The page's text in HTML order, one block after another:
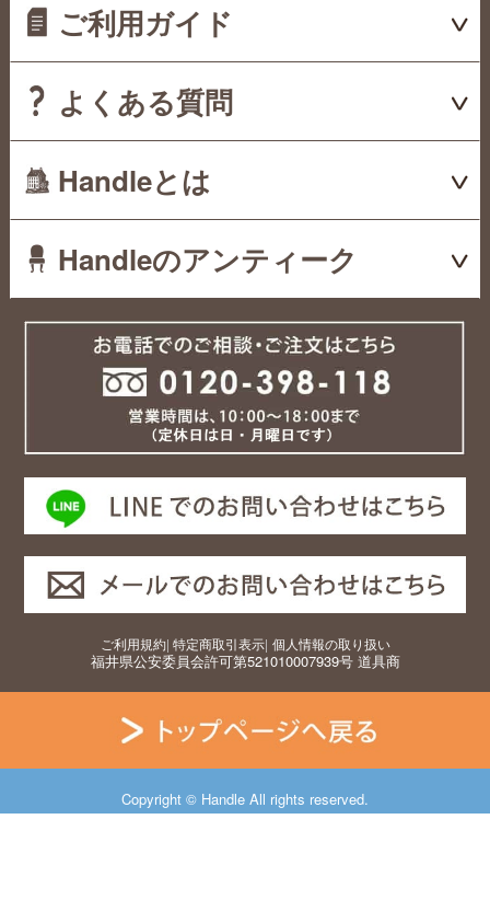
ご利用ガイド
よくある質問
Handleとは
Handleのアンティーク
ご利用規約| 特定商取引表示| 個人情報の取り扱い
福井県公安委員会許可第521010007939号 道具商
Copyright © Handle All rights reserved.